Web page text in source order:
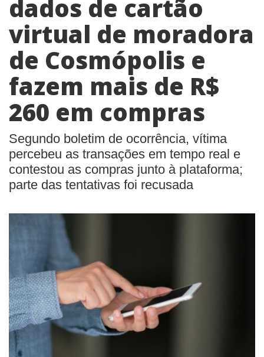
dados de cartão
virtual de moradora
de Cosmópolis e
fazem mais de R$
260 em compras
Segundo boletim de ocorrência, vítima
percebeu as transações em tempo real e
contestou as compras junto à plataforma;
parte das tentativas foi recusada